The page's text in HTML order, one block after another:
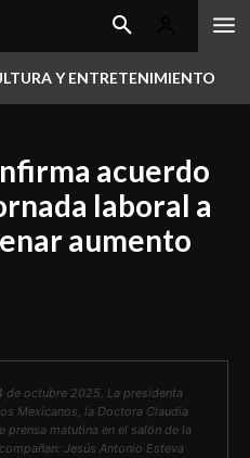
Y ENTRETENIMIENTO
acuerdo
laboral a
aumento
de octubre 2025. La presidenta
Mexicanos, la Doctora Claudia
prensa matutina en el salón de la
Jesús Antonio Esteva